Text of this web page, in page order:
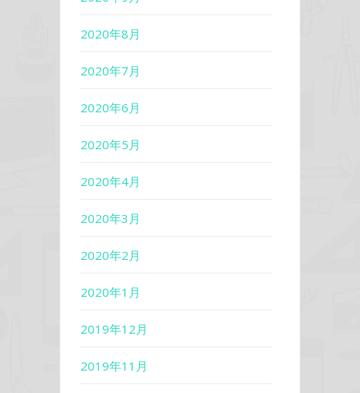
2020年8月
2020年7月
2020年6月
2020年5月
2020年4月
2020年3月
2020年2月
2020年1月
2019年12月
2019年11月